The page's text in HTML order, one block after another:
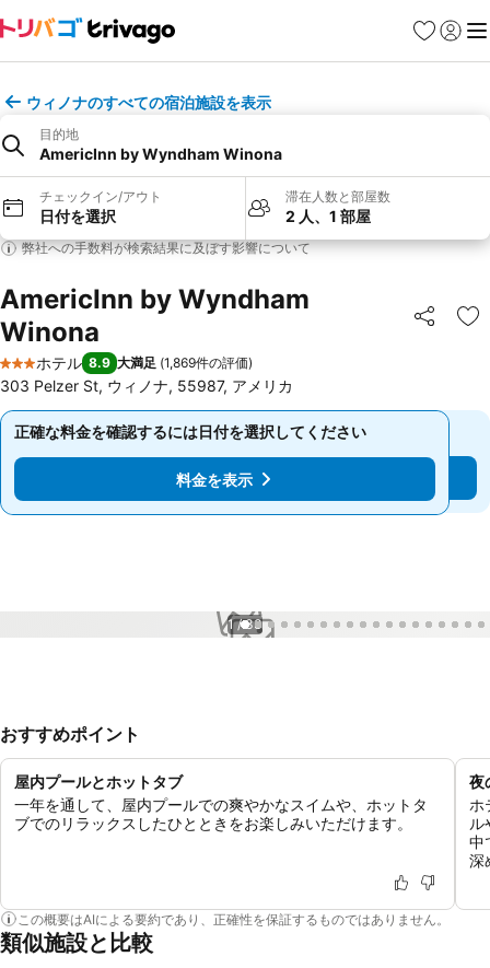
お気に入り
ログイ
メ
ウィノナのすべての宿泊施設を表示
目的地
AmericInn by Wyndham Winona
チェックイン/アウト
日付を選択
滞在人数と部屋数
2 人、1 部屋
弊社への手数料が検索結果に及ぼす影響について
AmericInn by Wyndham
Winona
シェア お
3 ホテルのランク
ホテル 8.9 大満足 (1,869件の評価)
303 Pelzer St, ウィノナ, 55987, アメリカ
正確な料金を確認するには日付を選択してください
料金を表示
正確な料金を確認するには日付を選択してください
料金を表示
1 / 33
おすすめポイント
屋内プールとホットタブ
一年を通して、屋内プールでの爽やかなスイムや、ホットタ
ブでのリラックスしたひとときをお楽しみいただけます。
夜
ホ
ル
中
深
この概要はAIによる要約であり、正確性を保証するものではありません。
類似施設と比較